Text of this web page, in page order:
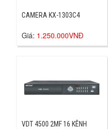
CAMERA KX-1303C4
Giá: 1.250.000VNĐ
VDT 4500 2MF 16 KÊNH